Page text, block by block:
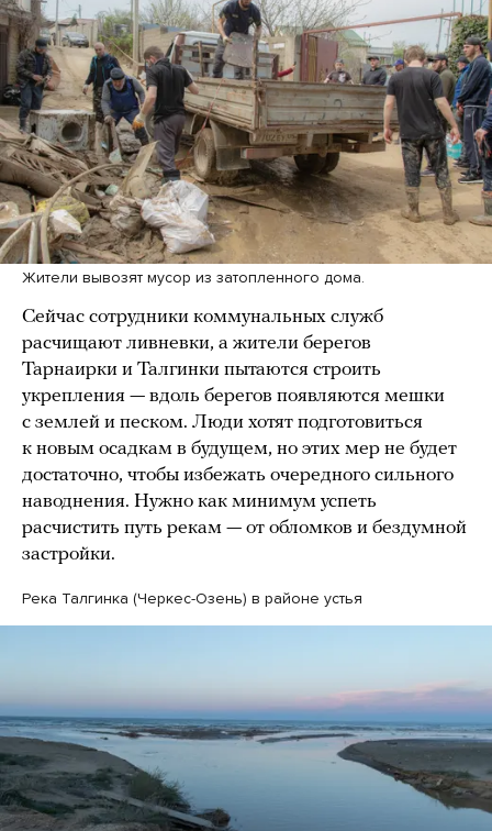
Жители вывозят мусор из затопленного дома.
Сейчас сотрудники коммунальных служб
расчищают ливневки, а жители берегов
Тарнаирки и Талгинки пытаются строить
укрепления — вдоль берегов появляются мешки
с землей и песком. Люди хотят подготовиться
к новым осадкам в будущем, но этих мер не будет
достаточно, чтобы избежать очередного сильного
наводнения. Нужно как минимум успеть
расчистить путь рекам — от обломков и бездумной
застройки.
Река Талгинка (Черкес-Озень) в районе устья